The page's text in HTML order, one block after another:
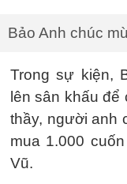
Bảo Anh chúc
Trong sự kiện,
lên sân khấu
thầy, người anh
mua 1.000
Vũ.